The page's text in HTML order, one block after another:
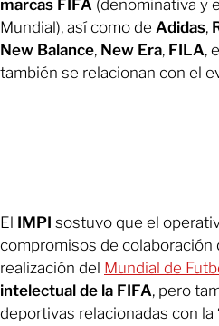
marcas FIFA (denominativa y
Mundial), así como de Adidas,
New Balance, New Era, FILA,
también se relacionan con el
El IMPI sostuvo que el
compromisos de colaboración
realización del Mundial de
intelectual de la FIFA, pero
deportivas relacionadas con la